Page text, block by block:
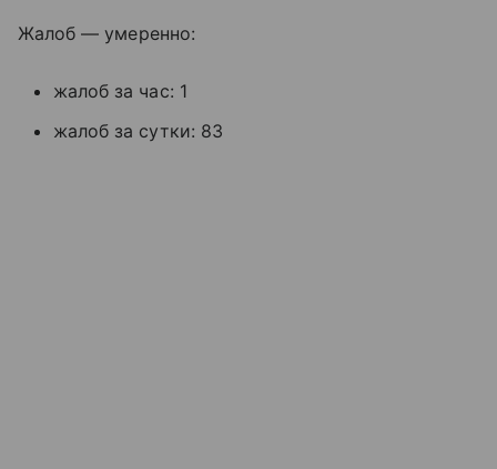
Жалоб — умеренно:
жалоб за час: 1
жалоб за сутки: 83